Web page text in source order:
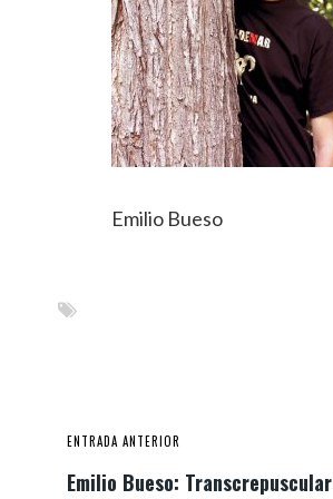
Emilio Bueso
ENTRADA ANTERIOR
Emilio Bueso: Transcrepuscular